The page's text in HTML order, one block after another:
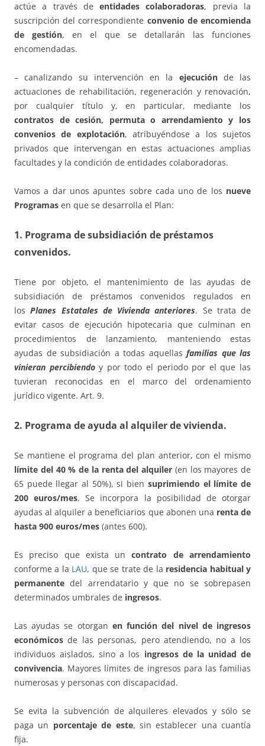
actúe a través deentidades colaboradoras, previa la
suscripción del correspondiente convenio de encomienda
de gestión, en el que se detallarán las funciones
encomendadas.
– canalizando su intervención en la ejecuciónde las
actuaciones de rehabilitación, regeneración y renovación,
por cualquier título y, en particular, mediante los
contratos de cesión, permuta o arrendamiento y los
convenios de explotación, atribuyéndose a los sujetos
privados que intervengan en estas actuaciones amplias
facultades y la condición de entidades colaboradoras.
Vamos a dar unos apuntes sobre cada uno de los nueve
Programas en que se desarrolla el Plan:
1. Programa de subsidiación de préstamos
convenidos.
Tiene por objeto, el mantenimiento de las ayudas de
subsidiación de préstamos convenidos regulados en
losPlanes Estatales de Vivienda anteriores. Se trata de
evitar casos de ejecución hipotecaria que culminan en
procedimientos de lanzamiento, manteniendo estas
ayudas de subsidiación a todas aquellas familias que las
vinieran percibiendoy por todo el periodo por el que las
tuvieran reconocidas en el marco del ordenamiento
jurídico vigente. Art. 9.
2. Programa de ayuda al alquiler de vivienda.
Se mantiene el programa del plan anterior, con el mismo
límite del 40 % de la renta del alquiler (en los mayores de
65 puede llegar al 50%), si bien suprimiendo el límite de
200 euros/mes. Se incorpora la posibilidad de otorgar
ayudas al alquiler a beneficiarios que abonen una renta de
hasta 900 euros/mes (antes 600).
Es preciso que exista uncontrato de arrendamiento
conforme a la LAU, que se trate de la residencia habitual y
permanente del arrendatario y que no se sobrepasen
determinados umbrales de ingresos.
Las ayudas se otorgan en función del nivel de ingresos
económicos de las personas, pero atendiendo, no a los
individuos aislados, sino a los ingresos de la unidad de
convivencia. Mayores límites de ingresos para las familias
numerosas y personas con discapacidad.
Se evita la subvención de alquileres elevados y sólo se
paga un porcentaje de este, sin establecer una cuantía
fija.